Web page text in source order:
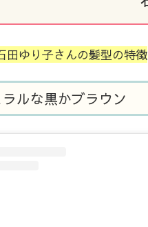
田ゆり子さんの髪型の特徴
ルな黒かブラウン